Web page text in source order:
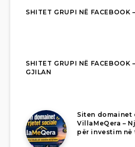
SHITET GRUPI NË FACEBOOK
SHITET GRUPI NË FACEBOOK
GJILAN
Siten
VillaMeQera –
për investim në